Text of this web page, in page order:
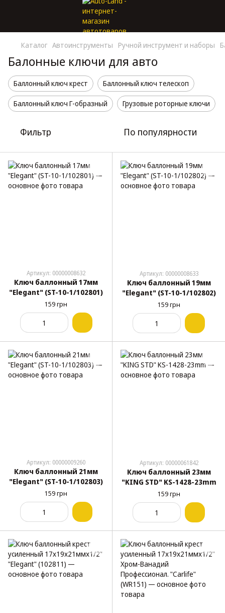
Каталог Автоинструменты Ручной инструмент и наборы
Балонные ключи для авто
Баллонный ключ крест Баллонный ключ телескоп
Баллонный ключ Г-образный Грузовые роторные ключи
Фильтр По популярности
Артикул: 00000008632
Ключ баллонный 17мм
"Elegant" (ST-10-1/102801)
159 грн
Артикул: 00000008633
Ключ баллонный 19мм
"Elegant" (ST-10-1/102802)
159 грн
Артикул: 00000009260
Ключ баллонный 21мм
"Elegant" (ST-10-1/102803)
159 грн
Артикул: 00000061842
Ключ баллонный 23мм
"KING STD" KS-1428-23mm
159 грн